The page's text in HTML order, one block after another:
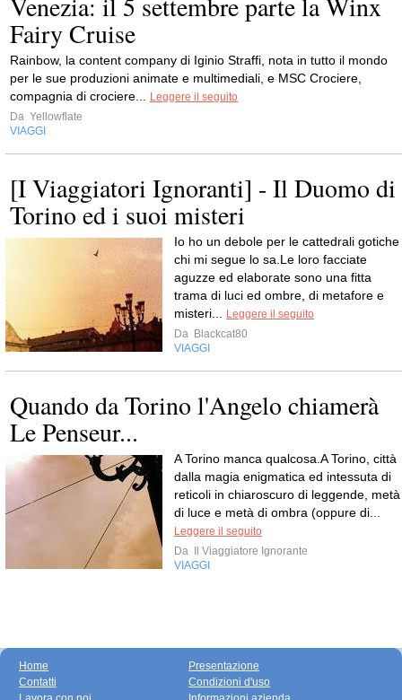
Fairy Cruise
Rainbow, la content company di Iginio Straffi, nota in tutto il mondo
per le sue produzioni animate e multimediali, e MSC Crociere,
compagnia di crociere...
Leggere il seguito
Da Yellowflate
VIAGGI
[I Viaggiatori Ignoranti] - Il Duomo di
Torino ed i suoi misteri
Io ho un debole per le cattedrali gotiche
chi mi segue lo sa.Le loro facciate
aguzze ed elaborate sono una fitta
trama di luci ed ombre, di metafore e
misteri...
Leggere il seguito
Da Blackcat80
VIAGGI
Quando da Torino l'Angelo chiamerà
Le Penseur...
A Torino manca qualcosa.A Torino, città
dalla magia enigmatica ed intessuta di
reticoli in chiaroscuro di leggende, metà
di luce e metà di ombra (oppure di...
Leggere il seguito
Da Il Viaggiatore Ignorante
VIAGGI
Home
Contatti
Presentazione
Condizioni d'uso